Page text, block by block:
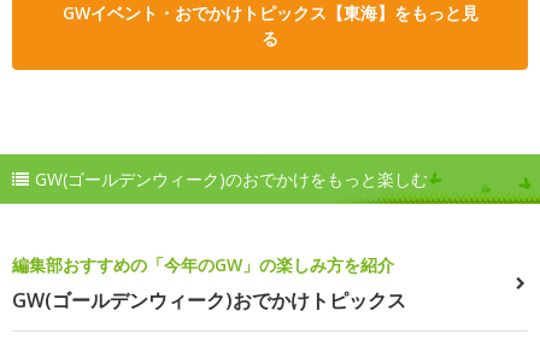
GWイベント・おでかけトピックス【東海】をもっと見
る
GW(ゴールデンウィーク)のおでかけをもっと楽しむ
編集部おすすめの「今年のGW」の楽しみ方を紹介
GW(ゴールデンウィーク)おでかけトピックス